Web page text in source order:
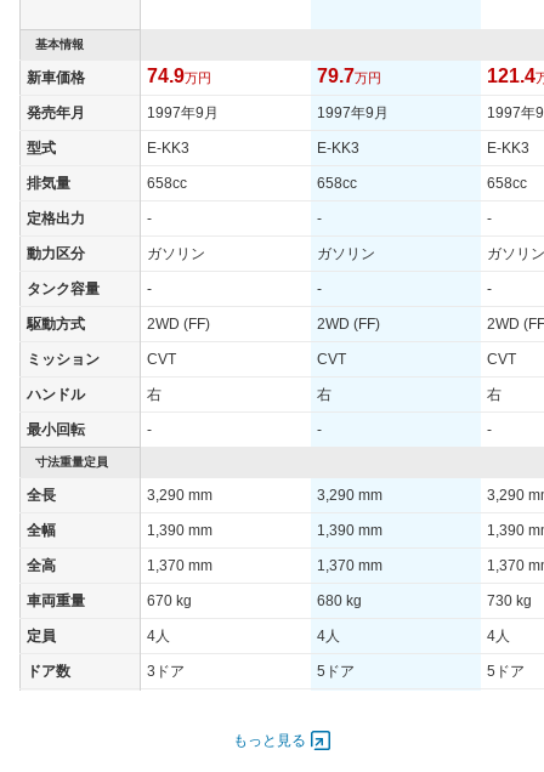
基本情報
新車価格 74.9万円 79.7万円 121.4
発売年月 1997年9月 1997年9月 1997年
型式 E-KK3 E-KK3 E-KK3
排気量 658cc 658cc 658cc
定格出力 - - -
動力区分 ガソリン ガソリン ガソリン
タンク容量 - - -
駆動方式 2WD (FF) 2WD (FF) 2WD
ミッション CVT CVT CVT
ハンドル 右 右 右
最小回転 - - -
寸法重量定員
全長 3,290 mm 3,290 mm 3,290
全幅 1,390 mm 1,390 mm 1,390
全高 1,370 mm 1,370 mm 1,370
車両重量 670 kg 680 kg 730 kg
定員 4人 4人 4人
ドア数 3ドア 5ドア 5ドア
もっと見る